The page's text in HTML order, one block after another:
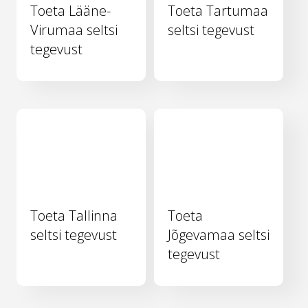
Toeta Lääne-
Virumaa seltsi
tegevust
Toeta Tartumaa
seltsi tegevust
Toeta Tallinna
seltsi tegevust
Toeta
Jõgevamaa seltsi
tegevust